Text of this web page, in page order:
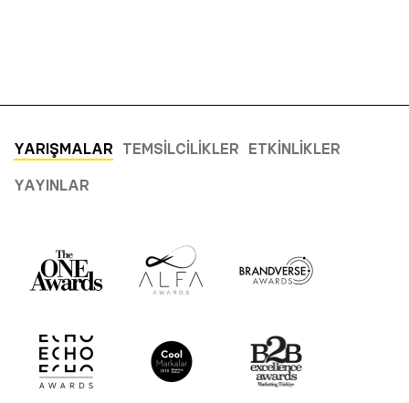
YARIŞMALAR TEMSILCILIKLER ETKINLIKLER
YAYINLAR